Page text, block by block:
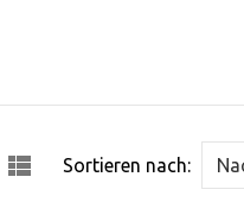
Sortieren nach: